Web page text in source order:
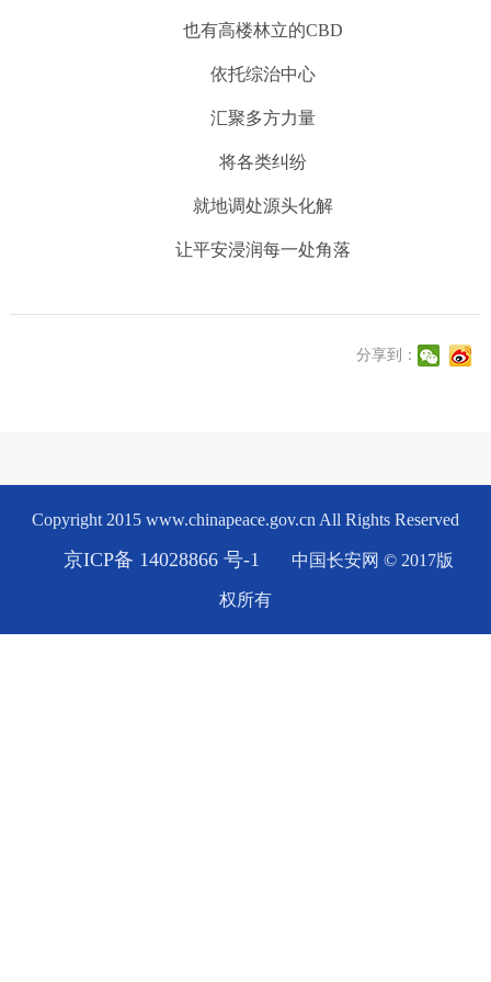
也有高楼林立的CBD
依托综治中心
汇聚多方力量
将各类纠纷
就地调处源头化解
让平安浸润每一处角落
分享到：
Copyright 2015 www.chinapeace.gov.cn All Rights Reserved
京ICP备 14028866 号-1 中国长安网 © 2017版
权所有